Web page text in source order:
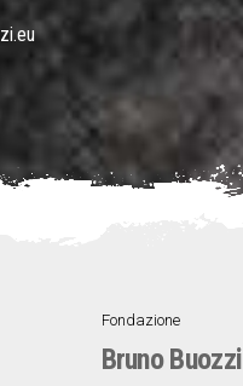
Fondazione
Bruno Buozzi